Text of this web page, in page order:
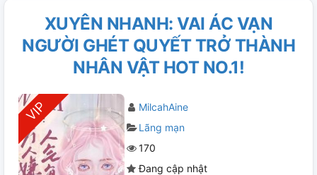
XUYÊN NHANH: VAI ÁC VẠN
NGƯỜI GHÉT QUYẾT TRỞ THÀNH
NHÂN VẬT HOT NO.1!
MilcahAine
Lãng mạn
170
Đang cập nhật